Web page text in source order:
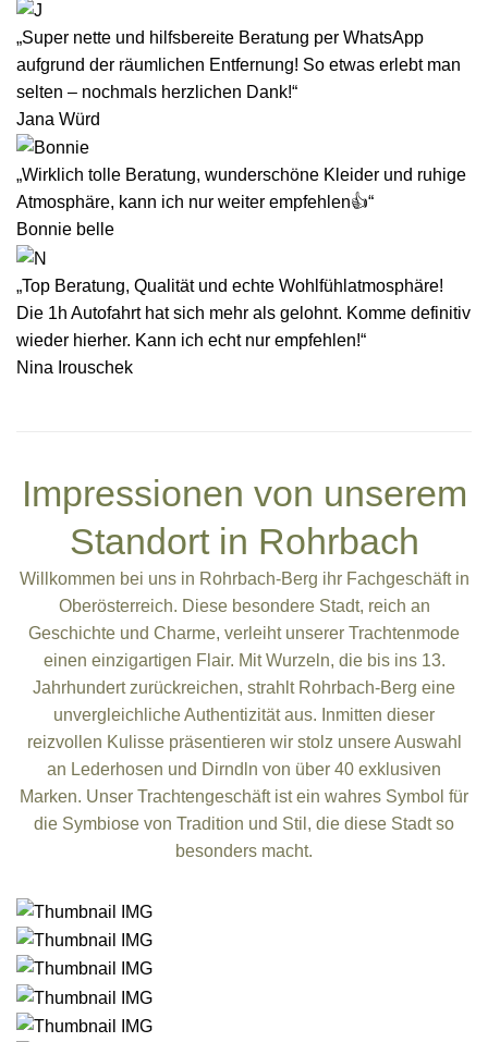
„Super nette und hilfsbereite Beratung per WhatsApp
aufgrund der räumlichen Entfernung! So etwas erlebt man
selten – nochmals herzlichen Dank!“
Jana Würd
„Wirklich tolle Beratung, wunderschöne Kleider und ruhige
Atmosphäre, kann ich nur weiter empfehlen👍“
Bonnie belle
„Top Beratung, Qualität und echte Wohlfühlatmosphäre!
Die 1h Autofahrt hat sich mehr als gelohnt. Komme definitiv
wieder hierher. Kann ich echt nur empfehlen!“
Nina Irouschek
Impressionen von unserem
Standort in Rohrbach
Willkommen bei uns in Rohrbach-Berg ihr Fachgeschäft in
Oberösterreich. Diese besondere Stadt, reich an
Geschichte und Charme, verleiht unserer Trachtenmode
einen einzigartigen Flair. Mit Wurzeln, die bis ins 13.
Jahrhundert zurückreichen, strahlt Rohrbach-Berg eine
unvergleichliche Authentizität aus. Inmitten dieser
reizvollen Kulisse präsentieren wir stolz unsere Auswahl
an Lederhosen und Dirndln von über 40 exklusiven
Marken. Unser Trachtengeschäft ist ein wahres Symbol für
die Symbiose von Tradition und Stil, die diese Stadt so
besonders macht.